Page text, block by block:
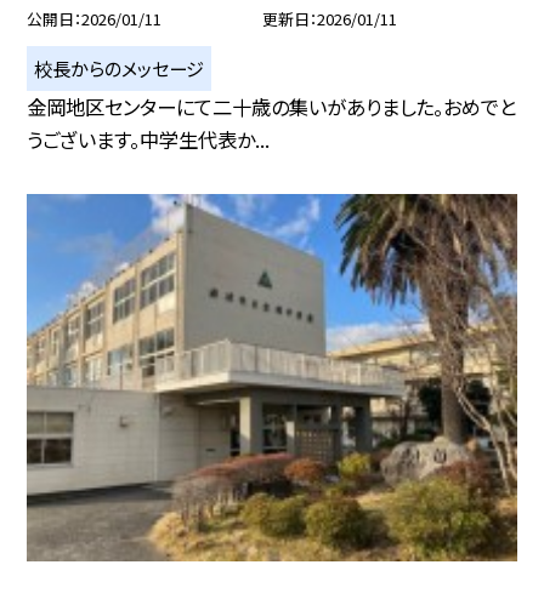
公開日 2026/01/11 更新日 2026/01/11
校長からのメッセージ
金岡地区センターにて二十歳の集いがありました。おめでと
うございます。中学生代表か...